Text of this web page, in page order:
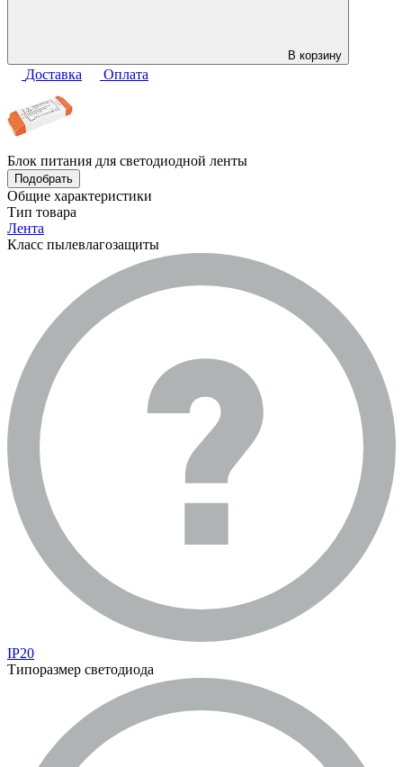
В корзину
Доставка Оплата
Блок питания для светодиодной ленты
Подобрать
Общие характеристики
Тип товара
Лента
Класс пылевлагозащиты
IP20
Типоразмер светодиода